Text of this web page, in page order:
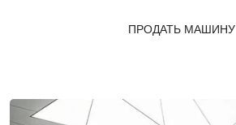
ПРОДАТЬ МАШИНУ